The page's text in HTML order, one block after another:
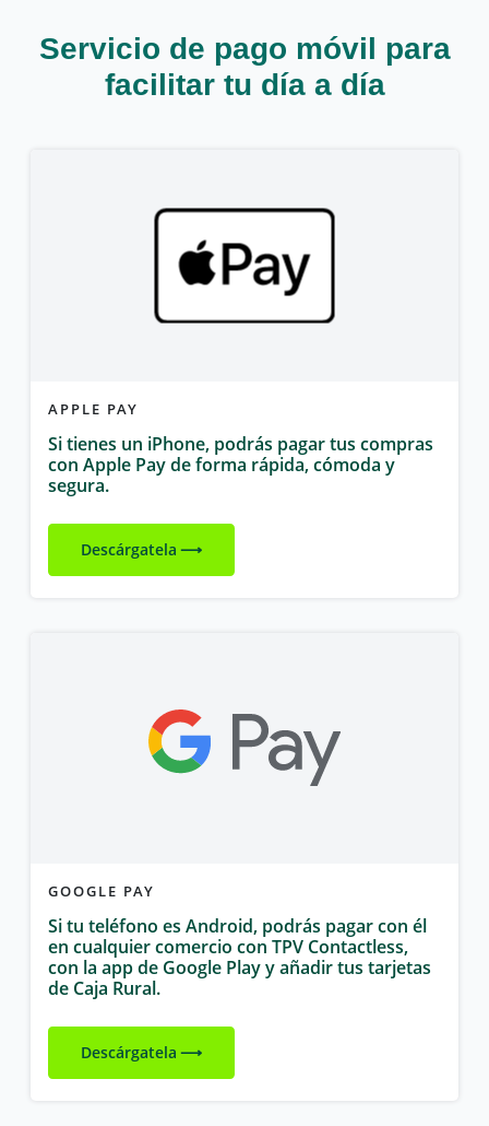
Servicio de pago móvil para
facilitar tu día a día
APPLE PAY
Si tienes un iPhone, podrás pagar tus compras
con Apple Pay de forma rápida, cómoda y
segura.
Descárgatela
GOOGLE PAY
Si tu teléfono es Android, podrás pagar con él
en cualquier comercio con TPV Contactless,
con la app de Google Play y añadir tus tarjetas
de Caja Rural.
Descárgatela